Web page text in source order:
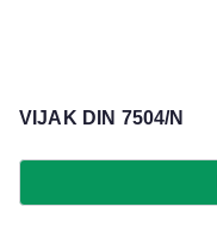
VIJAK DIN 7504/N